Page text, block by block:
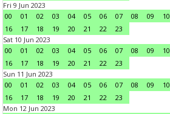
Fri 9 Jun 2023
00
01 02 03 04 05 06 07 08 09 10
16
17 18 19 20 21 22
23
Sat 10 Jun 2023
00
01 02 03 04 05 06 07 08 09 10
16
17 18 19 20 21 22
23
Sun 11 Jun 2023
00
01 02 03 04 05 06 07 08 09 10
16
17 18 19 20 21 22
23
Mon 12 Jun 2023